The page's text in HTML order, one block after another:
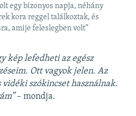
egy bizonyos napja, néhány
kora reggel találkoztak, és
amije feleslegben volt”
kép lefedheti az egész
Ott vagyok jelen. Az
vidéki szókincset használnak.
– mondja.